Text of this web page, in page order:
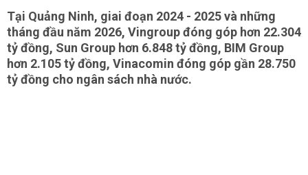
Tại Quảng Ninh, giai đoạn 2024 - 2025 và những
tháng đầu năm 2026, Vingroup đóng góp hơn 22.304
tỷ đồng, Sun Group hơn 6.848 tỷ đồng, BIM Group
hơn 2.105 tỷ đồng, Vinacomin đóng góp gần 28.750
tỷ đồng cho ngân sách nhà nước.